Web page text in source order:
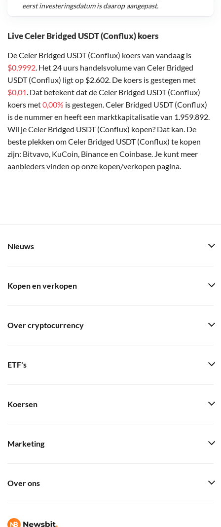
Live Celer Bridged USDT (Conflux) koers
De Celer Bridged USDT (Conflux) koers van vandaag is
$0,9992. Het 24 uurs handelsvolume van Celer Bridged
USDT (Conflux) ligt op $2.602. De koers is gestegen met
$0,01. Dat betekent dat de Celer Bridged USDT (Conflux)
koers met0,00% is gestegen. Celer Bridged USDT (Conflux)
is de nummer en heeft een marktkapitalisatie van 1.959.892.
Wil je Celer Bridged USDT (Conflux) kopen? Dat kan. De
beste plekken om Celer Bridged USDT (Conflux) te kopen
zijn: Bitvavo, KuCoin, Binance en Coinbase. Je kunt meer
aanbieders vinden op onze kopen/verkopen pagina.
eerst investeringsdatum is daarop aangepast.
Nieuws
Kopen en verkopen
Over cryptocurrency
ETF's
Koersen
Marketing
Over ons